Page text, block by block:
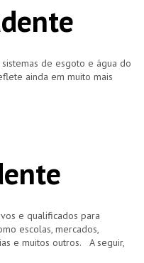
de esgoto e água do
ainda em muito mais
e qualificados para
escolas, mercados,
e muitos outros. A seguir,